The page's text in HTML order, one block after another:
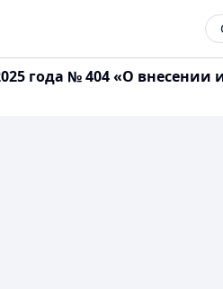
года № 404 «О